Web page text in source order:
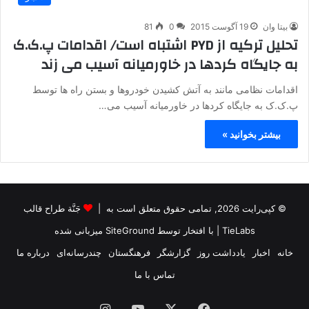
بیتا وان 19 آگوست 2015 0
81
تحلیل ترکیه از PYD اشتباه است/ اقدامات پ.ک.ک
به جایگاه کردها در خاورمیانه آسیب می زند
اقدامات نظامی مانند به آتش کشیدن خودروها و بستن راه ها توسط
پ.ک.ک به جایگاه کردها در خاورمیانه آسیب می…
بیشتر بخوانید »
© کپی‌رایت 2026, تمامی حقوق متعلق است به |
جَنَّة طراح قالب
TieLabs | با افتخار توسط SiteGround میزبانی شده
خانه
اخبار یادداشت روز گزارشگر فرهنگستان چندرسانه‌ای
درباره ما
تماس با ما